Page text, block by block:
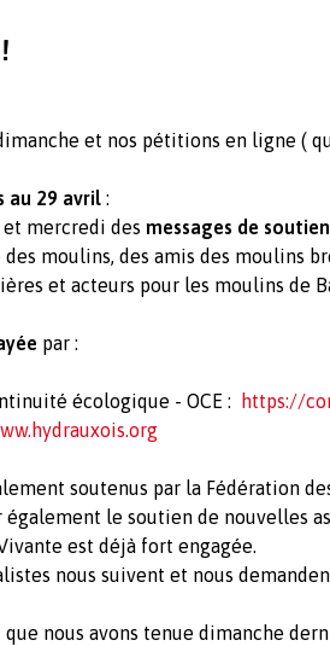
et nos pétitions en ligne (
au 29 avril :
et mercredi des messages de soutien
moulins, des amis des moulins
et acteurs pour les moulins de
par :
écologique - OCE :
https://
soutenus par la Fédération
également le soutien de nouvelles
est déjà fort engagée.
nous suivent et nous
que nous avons tenue dimanche